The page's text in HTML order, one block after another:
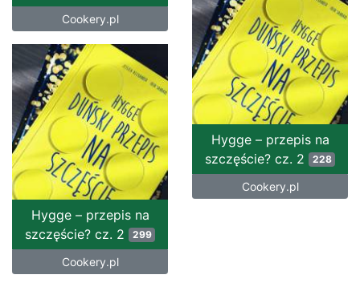
Cookery.pl
Hygge – przepis na
szczęście? cz. 2
228
Cookery.pl
Hygge – przepis na
szczęście? cz. 2
299
Cookery.pl